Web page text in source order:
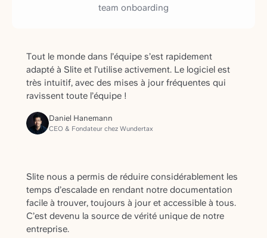
team onboarding
Tout le monde dans l’équipe s’est rapidement
adapté à Slite et l’utilise activement. Le logiciel est
très intuitif, avec des mises à jour fréquentes qui
ravissent toute l’équipe !
Daniel Hanemann
CEO & Fondateur chez Wundertax
Slite nous a permis de réduire considérablement les
temps d’escalade en rendant notre documentation
facile à trouver, toujours à jour et accessible à tous.
C’est devenu la source de vérité unique de notre
entreprise.